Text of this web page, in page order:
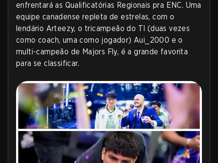
enfrentará as Qualificatórias Regionais pra ENC. Uma
equipe canadense repleta de estrelas, com o
lendário Arteezy, o tricampeão do TI (duas vezes
como coach, uma como jogador) Aui_2000 e o
multi-campeão de Majors Fly, é a grande favorita
para se classificar.